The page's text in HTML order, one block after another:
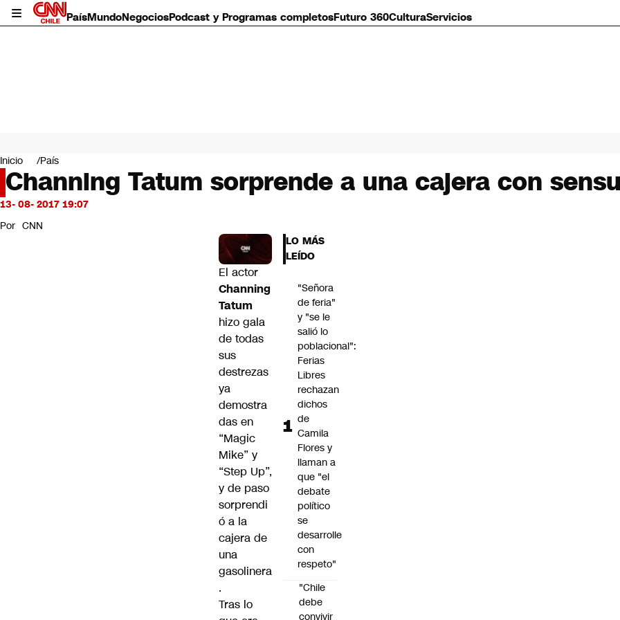
PaísMundoNegociosPodcast y Programas completosFuturo 360CulturaServicios
Mundo
Negocios
Deportes
Programas completos
Servicios
Inicio País
Channing Tatum sorprende a una cajera con
13- 08- 2017 19:07
Por CNN
El actor
Channing
Tatum
hizo gala
de todas
sus
destrezas
ya
demostra
das en
“Magic
Mike” y
“Step Up”,
y de paso
sorprendi
ó a la
cajera de
una
gasolinera
.
Tras lo
LO MÁS
LEÍDO
"Señora
de feria"
y "se le
salió lo
poblacional":
Ferias
Libres
rechazan
dichos
de
Camila
Flores y
llaman a
que "el
debate
político
se
desarrolle
con
respeto"
"Chile
debe
convivir